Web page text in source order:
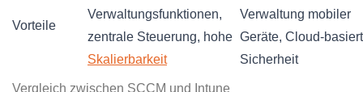
Vergleich zwischen SCCM und Intune
Vorteile
Verwaltungsfunktionen,
zentrale Steuerung, hohe
Skalierbarkeit
Verwaltung mobiler
Geräte, Cloud-
Sicherheit